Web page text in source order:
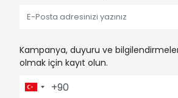
Kampanya, duyuru ve
olmak için kayıt olun.